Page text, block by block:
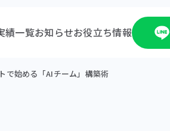
績一覧お知らせお役立ち情報
で始める「AIチーム」構築術